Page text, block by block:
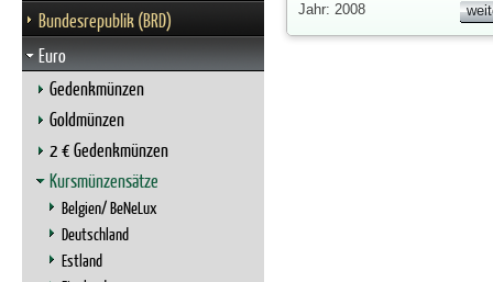
Bundesrepublik (BRD)
Euro
Gedenkmünzen
Goldmünzen
2 € Gedenkmünzen
Kursmünzensätze
Belgien/ BeNeLux
Deutschland
Estland
Jahr: 2008